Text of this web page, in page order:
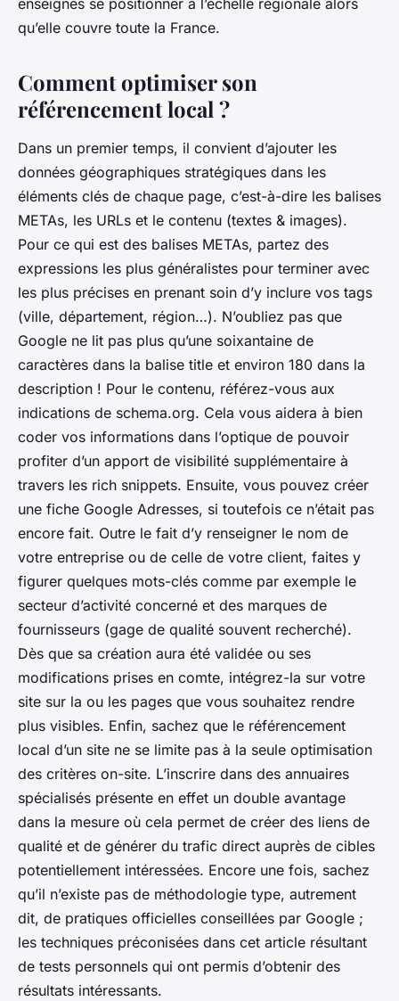
enseignes se positionner à l’échelle régionale alors
qu’elle couvre toute la France.
Comment optimiser son
référencement local ?
Dans un premier temps, il convient d’ajouter les
données géographiques stratégiques dans les
éléments clés de chaque page, c’est-à-dire les balises
METAs, les URLs et le contenu (textes & images).
Pour ce qui est des balises METAs, partez des
expressions les plus généralistes pour terminer avec
les plus précises en prenant soin d’y inclure vos tags
(ville, département, région…). N’oubliez pas que
Google ne lit pas plus qu’une soixantaine de
caractères dans la balise title et environ 180 dans la
description ! Pour le contenu, référez-vous aux
indications de schema.org. Cela vous aidera à bien
coder vos informations dans l’optique de pouvoir
profiter d’un apport de visibilité supplémentaire à
travers les rich snippets. Ensuite, vous pouvez créer
une fiche Google Adresses, si toutefois ce n’était pas
encore fait. Outre le fait d’y renseigner le nom de
votre entreprise ou de celle de votre client, faites y
figurer quelques mots-clés comme par exemple le
secteur d’activité concerné et des marques de
fournisseurs (gage de qualité souvent recherché).
Dès que sa création aura été validée ou ses
modifications prises en comte, intégrez-la sur votre
site sur la ou les pages que vous souhaitez rendre
plus visibles. Enfin, sachez que le référencement
local d’un site ne se limite pas à la seule optimisation
des critères on-site. L’inscrire dans des annuaires
spécialisés présente en effet un double avantage
dans la mesure où cela permet de créer des liens de
qualité et de générer du trafic direct auprès de cibles
potentiellement intéressées. Encore une fois, sachez
qu’il n’existe pas de méthodologie type, autrement
dit, de pratiques officielles conseillées par Google ;
les techniques préconisées dans cet article résultant
de tests personnels qui ont permis d’obtenir des
résultats intéressants.